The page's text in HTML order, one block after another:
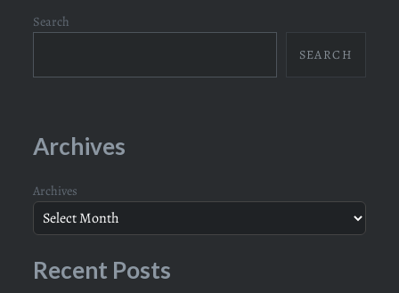
Search
SEARCH
Archives
Archives
Recent Posts